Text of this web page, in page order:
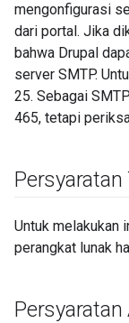
mengonfigurasi
dari portal. Jika
bahwa Drupal
server SMTP.
25. Sebagai
465, tetapi
Persyaratan
Untuk melakukan
perangkat lunak